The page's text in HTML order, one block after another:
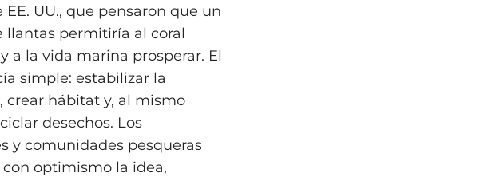
EE. UU., que pensaron que un
llantas permitiría al coral
a la vida marina prosperar. El
simple: estabilizar la
crear hábitat y, al mismo
desechos. Los
y comunidades pesqueras
optimismo la idea,